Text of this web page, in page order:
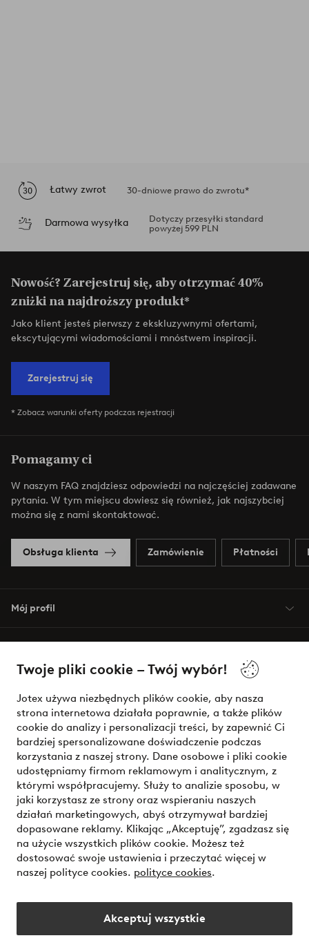
Twoje pliki cookie – Twój wybór!
Jotex używa niezbędnych plików cookie, aby nasza
strona internetowa działała poprawnie, a także plików
cookie do analizy i personalizacji treści, by zapewnić Ci
bardziej spersonalizowane doświadczenie podczas
korzystania z naszej strony. Dane osobowe i pliki cookie
udostępniamy firmom reklamowym i analitycznym, z
którymi współpracujemy. Służy to analizie sposobu, w
jaki korzystasz ze strony oraz wspieraniu naszych
działań marketingowych, abyś otrzymywał bardziej
dopasowane reklamy. Klikając „Akceptuję”, zgadzasz się
na użycie wszystkich plików cookie. Możesz też
dostosować swoje ustawienia i przeczytać więcej w
naszej polityce cookies. polityce cookies.
Akceptuj wszystkie
Łatwy zwrot 30-dniowe prawo do zwrotu*
Darmowa wysyłka
Dotyczy przesyłki standard
powyżej 599 PLN
Nowość? Zarejestruj się, aby otrzymać 40%
zniżki na najdroższy produkt*
Jako klient jesteś pierwszy z ekskluzywnymi ofertami,
ekscytującymi wiadomościami i mnóstwem inspiracji.
Zarejestruj się
* Zobacz warunki oferty podczas rejestracji
Pomagamy ci
W naszym FAQ znajdziesz odpowiedzi na najczęściej zadawane
pytania. W tym miejscu dowiesz się również, jak najszybciej
można się z nami skontaktować.
Obsługa klienta Zamówienie Płatności
Mój profil
Warunki
Bezpieczne płatności - zapłać teraz lub podziel się
Chcesz dowiedzieć się więcej o naszych opcjach płatności